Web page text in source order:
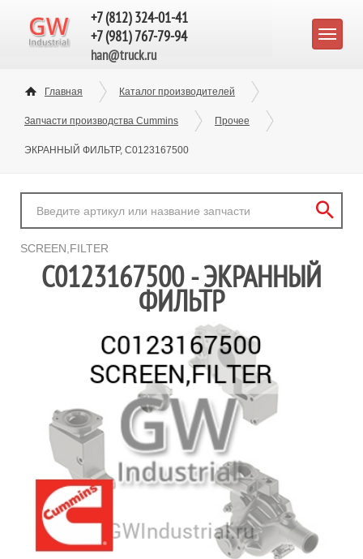
+7 (812) 324-01-41
+7 (981) 767-79-94
han@truck.ru
Главная Каталог производителей
Запчасти производства Cummins Прочее
ЭКРАННЫЙ ФИЛЬТР, C0123167500
SCREEN,FILTER
C0123167500 - ЭКРАННЫЙ
ФИЛЬТР